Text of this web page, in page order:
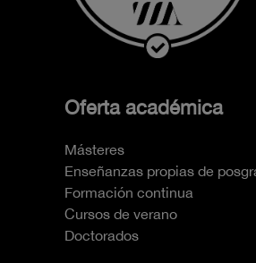
Oferta académica
Másteres
Enseñanzas propias de
Formación continua
Cursos de verano
Doctorados